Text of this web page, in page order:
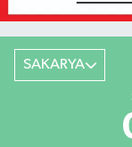
SAKARYA